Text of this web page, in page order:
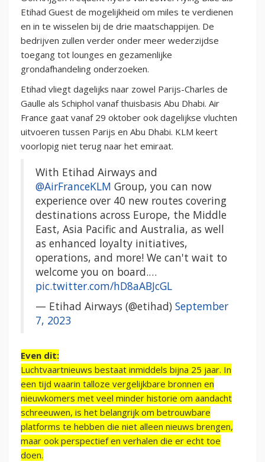
Etihad Guest de mogelijkheid om miles te verdienen
en in te wisselen bij de drie maatschappijen. De
bedrijven zullen verder onder meer wederzijdse
toegang tot lounges en gezamenlijke
grondafhandeling onderzoeken.
Etihad vliegt dagelijks naar zowel Parijs-Charles de
Gaulle als Schiphol vanaf thuisbasis Abu Dhabi. Air
France gaat vanaf 29 oktober ook dagelijkse vluchten
uitvoeren tussen Parijs en Abu Dhabi. KLM keert
voorlopig niet terug naar het emiraat.
With Etihad Airways and
@AirFranceKLM Group, you can now
experience over 40 new routes covering
destinations across Europe, the Middle
East, Asia Pacific and Australia, as well
as enhanced loyalty initiatives,
operations, and more! We can't wait to
welcome you on board.…
pic.twitter.com/hD8aABJcGL
— Etihad Airways (@etihad) September
7, 2023
Even dit:
Luchtvaartnieuws bestaat inmiddels bijna 25 jaar. In
een tijd waarin talloze vergelijkbare bronnen en
nieuwkomers met veel minder historie om aandacht
schreeuwen, is het belangrijk om betrouwbare
platforms te hebben die niet alleen nieuws brengen,
maar ook perspectief en verhalen die er echt toe
doen.